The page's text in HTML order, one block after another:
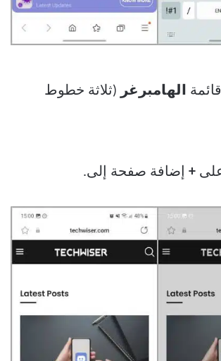
الهامبرغر (ثلاثة خطوط
+ إضافة صفحة إلى.